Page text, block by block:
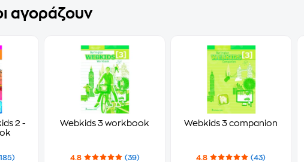
αγοράζουν
2 -
Webkids 3 workbook
4.8
(39)
Webkids 3 companion
4.8
(43)